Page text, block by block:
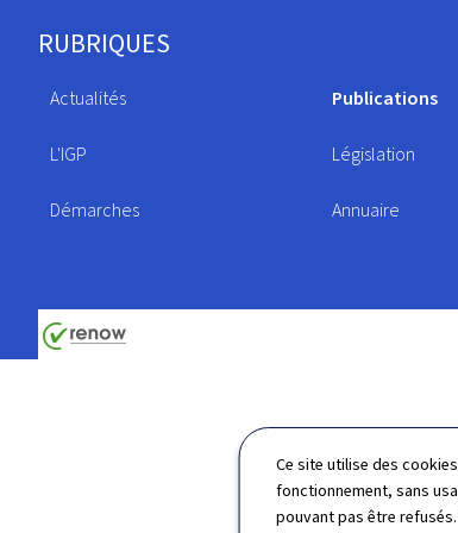
Ce site utilise des
fonctionnement, sans
pouvant pas être
Pied
de
RUBRIQUES
Actualités
L'IGP
Démarches
Publications
Législation
Annuaire